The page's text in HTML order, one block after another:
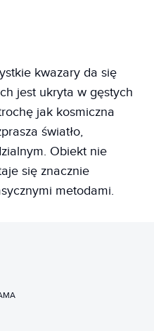
kwazary da się
jest ukryta w gęstych
jak kosmiczna
światło,
Obiekt nie
się znacznie
metodami.